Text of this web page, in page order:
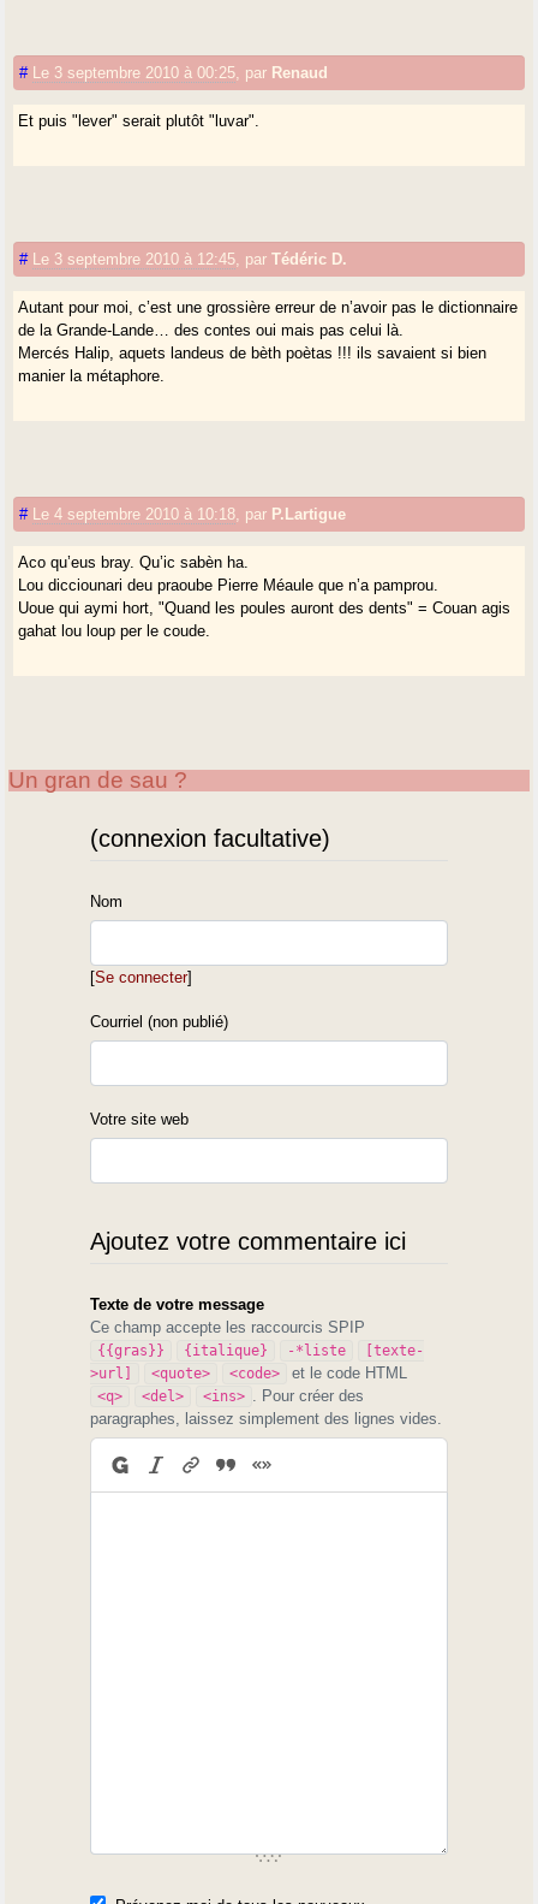
# Le 3 septembre 2010 à 00:25 par Renaud
Et puis "lever" serait plutôt "luvar".
# Le 3 septembre 2010 à 12:45 parTédéric D.
Autant pour moi, c’est une grossière erreur de n’avoir pas le dictionnaire
de la Grande-Lande… des contes oui mais pas celui là.
Mercés Halip, aquets landeus de bèth poètas !!! ils savaient si bien
manier la métaphore.
# Le 4 septembre 2010 à 10:18 par P.Lartigue
Aco qu’eus bray. Qu’ic sabèn ha.
Lou dicciounari deu praoube Pierre Méaule que n’a pamprou.
Uoue qui aymi hort, "Quand les poules auront des dents" = Couan agis
gahat lou loup per le coude.
Un gran de sau ?
(connexion facultative)
Nom
[Se connecter]
Courriel (non publié)
Votre site web
Ajoutez votre commentaire ici
Texte de votre message
Ce champ accepte les raccourcis SPIP
{{gras}} {italique} -*liste
[texte-
>url]
<quote> <code> et le code HTML
<q> <del> <ins>
. Pour créer des
paragraphes, laissez simplement des lignes vides.